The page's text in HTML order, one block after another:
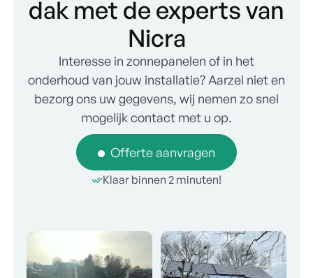
dak met de experts van
Nicra
Interesse in zonnepanelen of in het
onderhoud van jouw installatie? Aarzel niet en
bezorg ons uw gegevens, wij nemen zo snel
mogelijk contact met u op.
Offerte aanvragen
Klaar binnen 2 minuten!